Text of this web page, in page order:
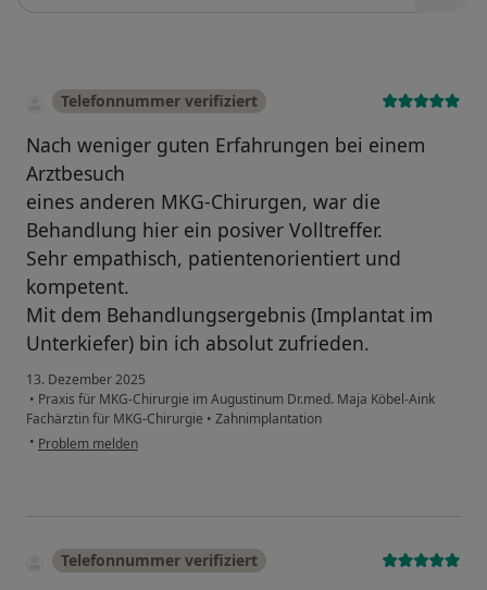
Telefonnummer verifiziert
Nach weniger guten Erfahrungen bei einem
Arztbesuch
eines anderen MKG-Chirurgen, war die
Behandlung hier ein posiver Volltreffer.
Sehr empathisch, patientenorientiert und
kompetent.
Mit dem Behandlungsergebnis (Implantat im
Unterkiefer) bin ich absolut zufrieden.
13. Dezember 2025
• Praxis für MKG-Chirurgie im Augustinum Dr.med. Maja Köbel-Aink
Fachärztin für MKG-Chirurgie • Zahnimplantation
• Problem melden
Telefonnummer verifiziert